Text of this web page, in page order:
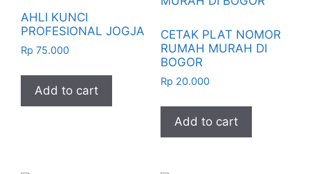
AHLI KUNCI
PROFESIONAL JOGJA
Rp 75.000
Add to cart
CETAK PLAT NOMOR
RUMAH MURAH DI
BOGOR
Rp 20.000
Add to cart